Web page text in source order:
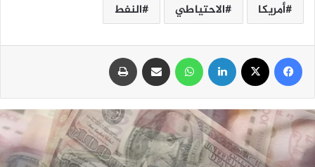
أمريكا الاحتياطي النفط